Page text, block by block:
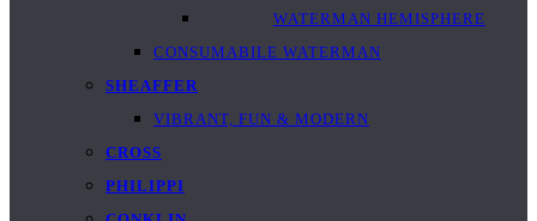
WATERMAN HEMISPHERE
CONSUMABILE WATERMAN
SHEAFFER
VIBRANT, FUN & MODERN
CROSS
PHILIPPI